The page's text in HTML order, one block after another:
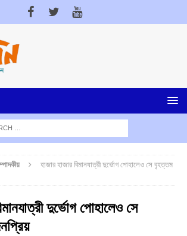
হাজার হাজার বিমানযাত্রী দুর্ভোগ পোহালেও সে বৃহত্তম
দুর্ভোগ পোহালেও সে